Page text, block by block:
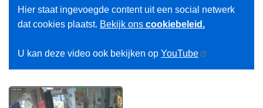
Hier staat ingevoegde content uit een social netwerk
dat cookies plaatst. Bekijk ons cookiebeleid.
U kan deze video ook bekijken op YouTube